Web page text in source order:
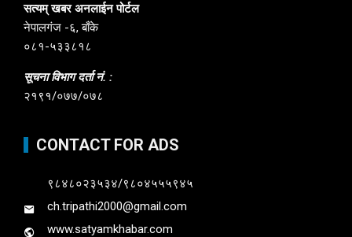
सत्यम् खबर अनलाईन पोर्टल
नेपालगंज -६, बाँके
०८१-५३३८१८
सूचना विभाग दर्ता नं. :
२१९१/०७७/०७८
CONTACT FOR ADS
९८४८०२३५३४/९८०४५५५९४५
ch.tripathi2000@gmail.com
www.satyamkhabar.com